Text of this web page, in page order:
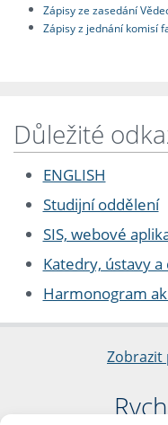
Zápisy ze zasedání
Zápisy z jednání komisí
Důležité
ENGLISH
Studijní oddělení
SIS, webové
Katedry, ústavy
Harmonogram
Zobrazit